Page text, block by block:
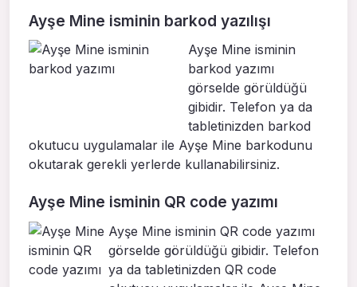
Ayşe Mine isminin barkod yazılışı
Ayşe Mine isminin
barkod yazımı
görselde görüldüğü
gibidir. Telefon ya da
tabletinizden barkod
okutucu uygulamalar ile Ayşe Mine barkodunu
okutarak gerekli yerlerde kullanabilirsiniz.
Ayşe Mine isminin QR code yazımı
Ayşe Mine isminin QR code yazımı
görselde görüldüğü gibidir. Telefon
ya da tabletinizden QR code